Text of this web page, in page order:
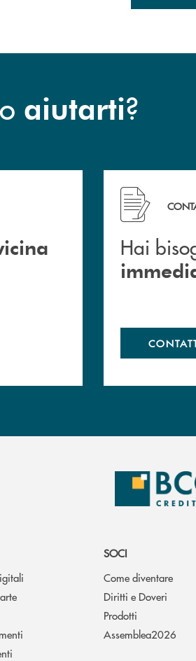
aiutarti?
Hai bisogno
Hai
SOCI
Come diventare
Diritti e Doveri
Prodotti
Assemblea2026